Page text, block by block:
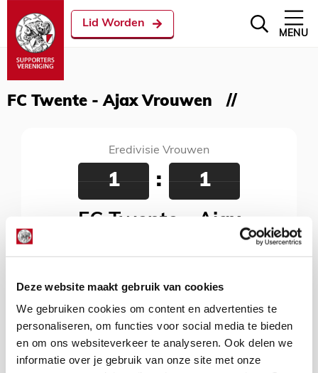
Deze website maakt gebruik van cookies
We gebruiken cookies om content en advertenties te
personaliseren, om functies voor social media te bieden
en om ons websiteverkeer te analyseren. Ook delen we
informatie over je gebruik van onze site met onze
Lid Worden
MENU
FC Twente - Ajax Vrouwen
Eredivisie Vrouwen
1 : 1
FC Twente - Ajax
Vrouwen
Sportcampus Diekman, Enschede, 19:30 uur